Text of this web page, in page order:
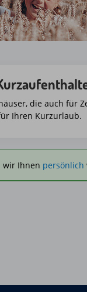
die auch
Ihren Kurzurlaub.
wir Ihnen persönlich